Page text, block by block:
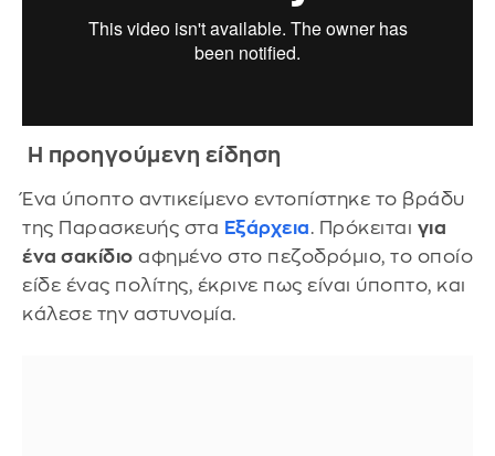
Η προηγούμενη είδηση
Ένα ύποπτο αντικείμενο εντοπίστηκε το βράδυ
της Παρασκευής στα Εξάρχεια. Πρόκειται για
ένα σακίδιο αφημένο στο πεζοδρόμιο, το οποίο
είδε ένας πολίτης, έκρινε πως είναι ύποπτο, και
κάλεσε την αστυνομία.